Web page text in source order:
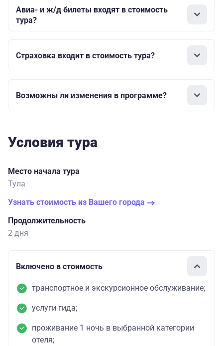
Авиа- и ж/д билеты входят в стоимость
тура?
Страховка входит в стоимость тура?
Возможны ли изменения в программе?
Условия тура
Место начала тура
Тула
Узнать стоимость из Вашего города
Продолжительность
2 дня
Включено в стоимость
транспортное и экскурсионное обслуживание;
услуги гида;
проживание 1 ночь в выбранной категории
отеля;